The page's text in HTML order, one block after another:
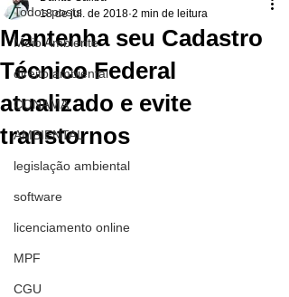
Todos posts
Meio Ambiente
direito ambiental
CONAMA
AMBIENTAL
legislação ambiental
software
licenciamento online
MPF
CGU
Mantenha seu Cadastro
Técnico Federal
atualizado e evite
transtornos
18 de jul. de 2018 2 min de leitura